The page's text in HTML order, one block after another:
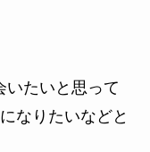
いたいと思って
なりたいなどと